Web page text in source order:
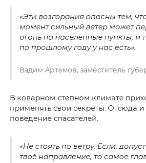
«Эти возгорания опасны тем,
момент сильный ветер может
огонь на населенные пункты, и
по прошлому году у нас есть».
Вадим Артемов, заместитель
В коварном степном климате
применять свои секреты. Отсюда и
поведение спасателей.
«Не стоять по ветру. Если,
твоё направление, то самое